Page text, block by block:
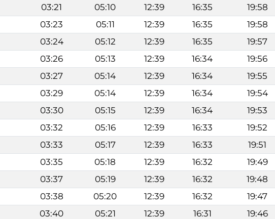
03:21 05:10 12:39 16:35 19:58
03:23 05:11 12:39 16:35 19:58
03:24 05:12 12:39 16:35 19:57
03:26 05:13 12:39 16:34 19:56
03:27 05:14 12:39 16:34 19:55
03:29 05:14 12:39 16:34 19:54
03:30 05:15 12:39 16:34 19:53
03:32 05:16 12:39 16:33 19:52
03:33 05:17 12:39 16:33 19:51
03:35 05:18 12:39 16:32 19:49
03:37 05:19 12:39 16:32 19:48
03:38 05:20 12:39 16:32 19:47
03:40 05:21 12:39 16:31 19:46